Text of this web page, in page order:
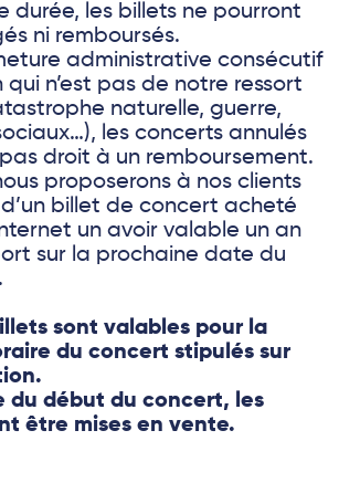
durée, les billets ne pourront
ni remboursés.
administrative consécutif
n’est pas de notre ressort
naturelle, guerre,
les concerts annulés
droit à un remboursement.
proposerons à nos clients
d’un billet de concert acheté
un avoir valable un an
sur la prochaine date du
sont valables pour la
du concert stipulés sur
du début du concert, les
être mises en vente.